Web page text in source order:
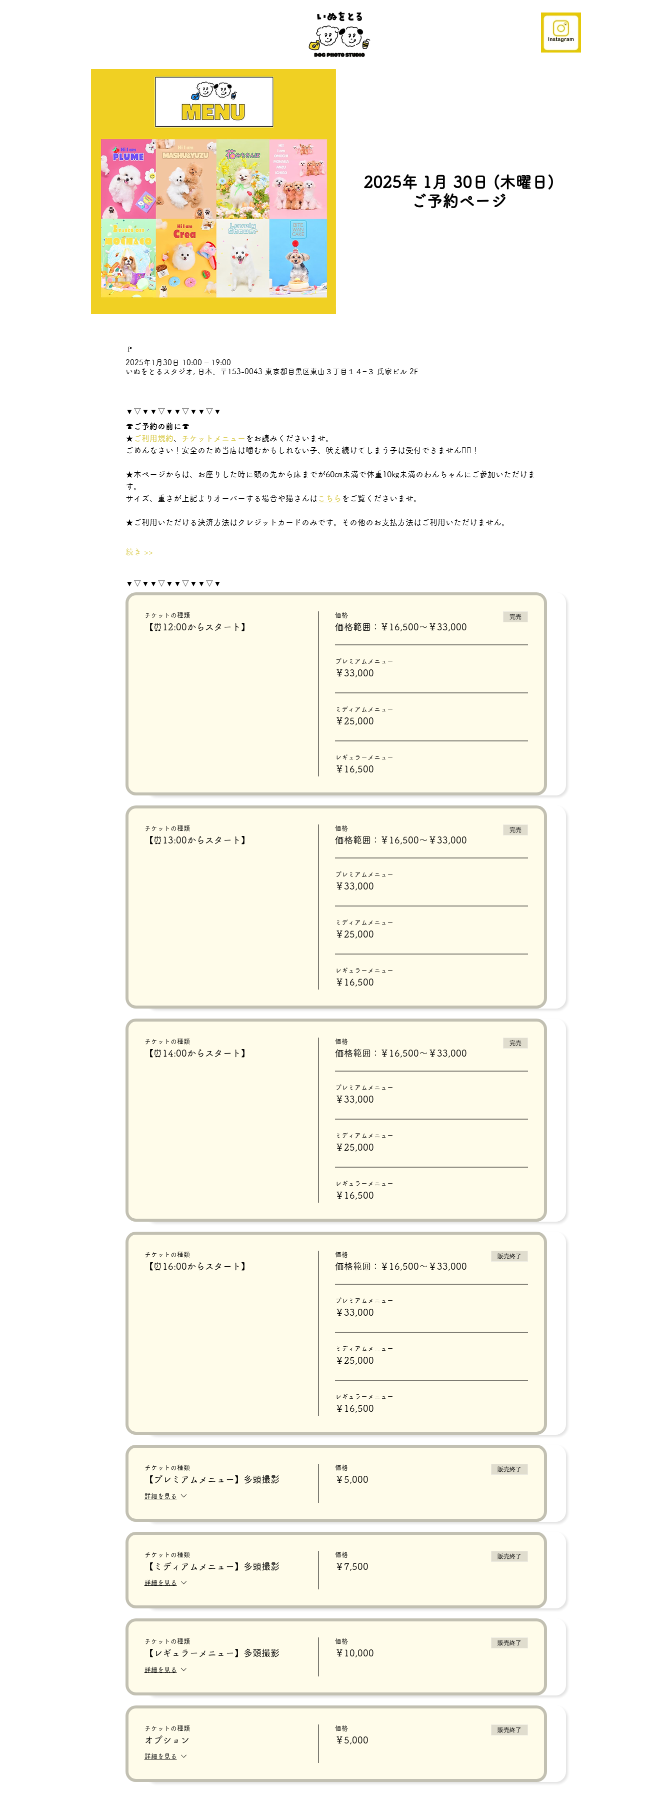
2025年 1月 30日 (木曜日)
ご予約ページ
🚩
2025年1月30日 10:00 – 19:00
いぬをとるスタジオ, 日本、〒153-0043 東京都目黒区東山３丁目１４−３ 氏家ビル 2F
▼▽▼▼▽▼▼▽▼▼▽▼
🍄ご予約の前に🍄
★ ご利用規約 チケットメニュー をお読みくださいませ。
ごめんなさい！安全のため当店は噛むかもしれない子、吠え続けてしまう子は受付できません🙇‍♀️！
★本ページからは、お座りした時に頭の先から床までが60㎝未満で体重10㎏未満のわんちゃんにご参加いただけま
す。
サイズ、重さが上記よりオーバーする場合や猫さんは こちら をご覧くださいませ。
★ご利用いただける決済方法はクレジットカードのみです。その他のお支払方法はご利用いただけません。
続き >>
▼▽▼▼▽▼▼▽▼▼▽▼
チケットの種類
【⏰12:00からスタート】
価格
価格範囲：￥16,500〜￥33,000
完売
プレミアムメニュー
￥33,000
ミディアムメニュー
￥25,000
レギュラーメニュー
￥16,500
チケットの種類
【⏰13:00からスタート】
価格
価格範囲：￥16,500〜￥33,000
完売
プレミアムメニュー
￥33,000
ミディアムメニュー
￥25,000
レギュラーメニュー
￥16,500
チケットの種類
【⏰14:00からスタート】
価格
価格範囲：￥16,500〜￥33,000
完売
プレミアムメニュー
￥33,000
ミディアムメニュー
￥25,000
レギュラーメニュー
￥16,500
チケットの種類
【⏰16:00からスタート】
価格
価格範囲：￥16,500〜￥33,000
販売終了
プレミアムメニュー
￥33,000
ミディアムメニュー
￥25,000
レギュラーメニュー
￥16,500
チケットの種類
【プレミアムメニュー】多頭撮影
詳細を見る
価格
￥5,000
販売終了
チケットの種類
【ミディアムメニュー】多頭撮影
詳細を見る
価格
￥7,500
販売終了
チケットの種類
【レギュラーメニュー】多頭撮影
詳細を見る
価格
￥10,000
販売終了
チケットの種類
オプション
詳細を見る
価格
￥5,000
販売終了